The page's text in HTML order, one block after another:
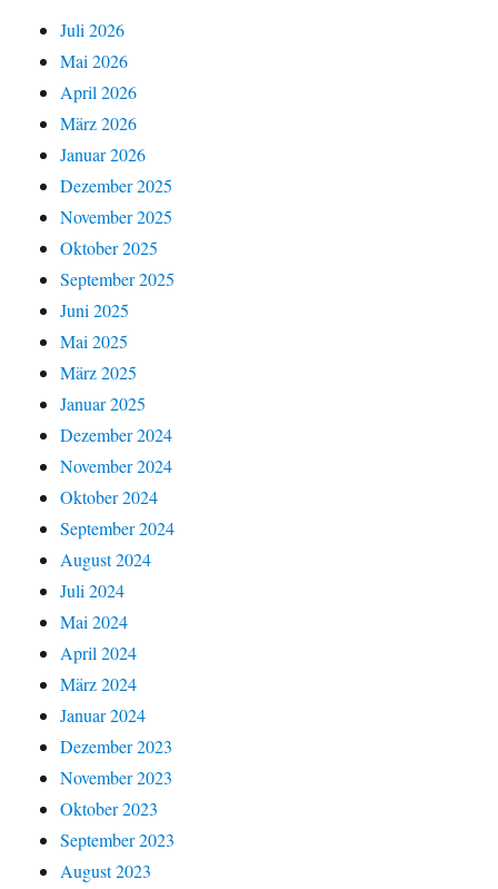
Juli 2026
Mai 2026
April 2026
März 2026
Januar 2026
Dezember 2025
November 2025
Oktober 2025
September 2025
Juni 2025
Mai 2025
März 2025
Januar 2025
Dezember 2024
November 2024
Oktober 2024
September 2024
August 2024
Juli 2024
Mai 2024
April 2024
März 2024
Januar 2024
Dezember 2023
November 2023
Oktober 2023
September 2023
August 2023